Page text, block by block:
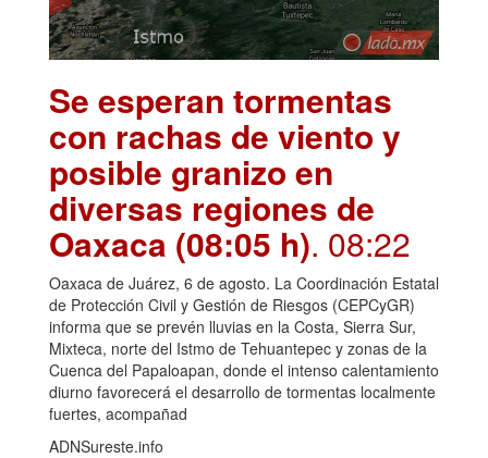
Se esperan tormentas
con rachas de viento y
posible granizo en
diversas regiones de
Oaxaca (08:05 h). 08:22
Oaxaca de Juárez, 6 de agosto. La Coordinación Estatal
de Protección Civil y Gestión de Riesgos (CEPCyGR)
informa que se prevén lluvias en la Costa, Sierra Sur,
Mixteca, norte del Istmo de Tehuantepec y zonas de la
Cuenca del Papaloapan, donde el intenso calentamiento
diurno favorecerá el desarrollo de tormentas localmente
fuertes, acompañad
ADNSureste.info